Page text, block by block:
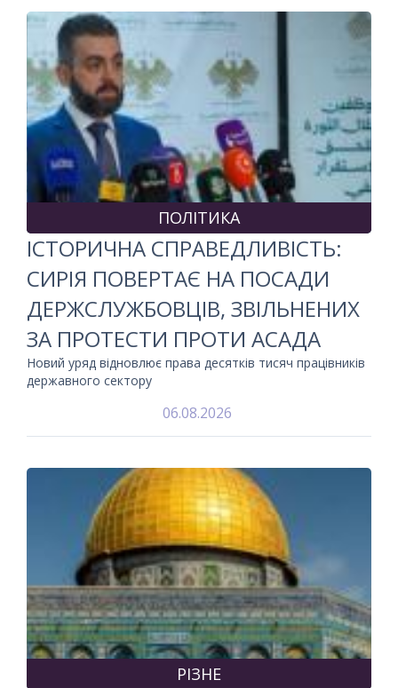
ПОЛІТИКА
ІСТОРИЧНА СПРАВЕДЛИВІСТЬ:
СИРІЯ ПОВЕРТАЄ НА ПОСАДИ
ДЕРЖСЛУЖБОВЦІВ, ЗВІЛЬНЕНИХ
ЗА ПРОТЕСТИ ПРОТИ АСАДА
Новий уряд відновлює права десятків тисяч працівників
державного сектору
06.08.2026
РІЗНЕ